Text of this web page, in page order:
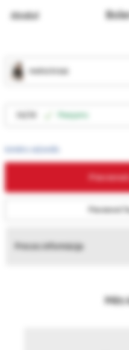
Atpakaļ
Izmēru ceļvedis
Pievienot
Preces informācija
Mēs